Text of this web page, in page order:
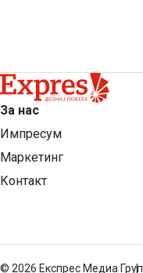
За нас
Импресум
Маркетинг
Контакт
© 2026 Експрес Медиа Груп